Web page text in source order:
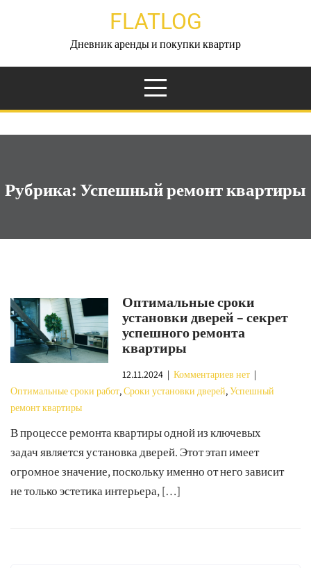
FLATLOG
Дневник аренды и покупки квартир
Рубрика:Успешный ремонт квартиры
Оптимальные сроки
установки дверей – секрет
успешного ремонта
квартиры
12.11.2024 |Комментариев нет |
Оптимальные сроки работ,Сроки установки дверей,Успешный
ремонт квартиры
В процессе ремонта квартиры одной из ключевых
задач является установка дверей. Этот этап имеет
огромное значение, поскольку именно от него зависит
не только эстетика интерьера, […]